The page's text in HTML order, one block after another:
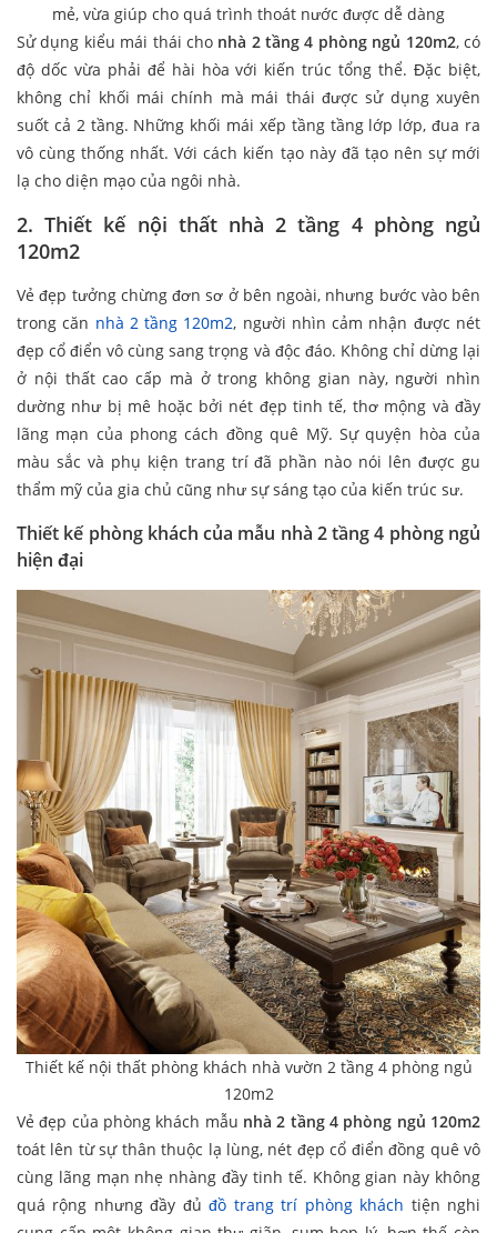
mẻ, vừa giúp cho quá trình thoát nước được dễ dàng
Sử dụng kiểu mái thái cho nhà 2 tầng 4 phòng ngủ 120m2, có
độ dốc vừa phải để hài hòa với kiến trúc tổng thể. Đặc biệt,
không chỉ khối mái chính mà mái thái được sử dụng xuyên
suốt cả 2 tầng. Những khối mái xếp tầng tầng lớp lớp, đua ra
vô cùng thống nhất. Với cách kiến tạo này đã tạo nên sự mới
lạ cho diện mạo của ngôi nhà.
2. Thiết kế nội thất nhà 2 tầng 4 phòng ngủ
120m2
Vẻ đẹp tưởng chừng đơn sơ ở bên ngoài, nhưng bước vào bên
trong căn nhà 2 tầng 120m2, người nhìn cảm nhận được nét
đẹp cổ điển vô cùng sang trọng và độc đáo. Không chỉ dừng lại
ở nội thất cao cấp mà ở trong không gian này, người nhìn
dường như bị mê hoặc bởi nét đẹp tinh tế, thơ mộng và đầy
lãng mạn của phong cách đồng quê Mỹ. Sự quyện hòa của
màu sắc và phụ kiện trang trí đã phần nào nói lên được gu
thẩm mỹ của gia chủ cũng như sự sáng tạo của kiến trúc sư.
Thiết kế phòng khách của mẫu nhà 2 tầng 4 phòng ngủ
hiện đại
Thiết kế nội thất phòng khách nhà vườn 2 tầng 4 phòng ngủ
120m2
Vẻ đẹp của phòng khách mẫu nhà 2 tầng 4 phòng ngủ 120m2
toát lên từ sự thân thuộc lạ lùng, nét đẹp cổ điển đồng quê vô
cùng lãng mạn nhẹ nhàng đầy tinh tế. Không gian này không
quá rộng nhưng đầy đủđồ trang trí phòng khách tiện nghi